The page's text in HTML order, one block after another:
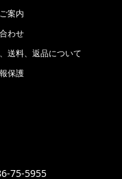
案内
わせ
送料、返品について
保護
75-5955